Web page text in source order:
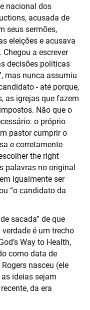
nacional dos
acusada de
seus sermões,
eleições e acusava
a escrever
decisões políticas
mas nunca assumiu
- até porque,
as igrejas que fazem
Não que o
o próprio
pastor cumprir o
e corretamente
the right
palavras no original
igualmente ser
“o candidato da
sacada” de que
é um trecho
Way to Health,
como data de
nasceu (ele
ideias sejam
da era